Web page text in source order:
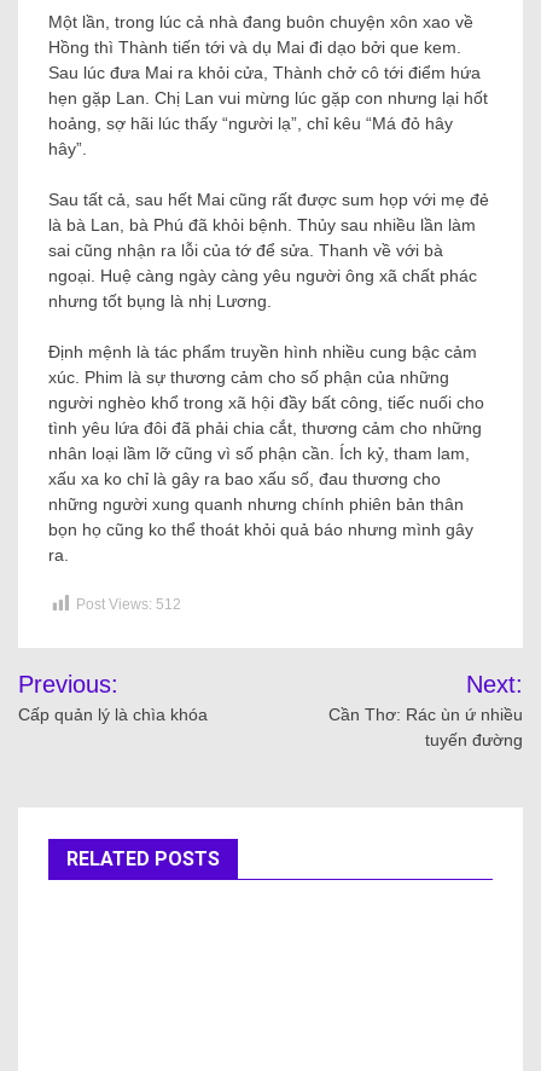
Một lần, trong lúc cả nhà đang buôn chuyện xôn xao về
Hồng thì Thành tiến tới và dụ Mai đi dạo bởi que kem.
Sau lúc đưa Mai ra khỏi cửa, Thành chở cô tới điểm hứa
hẹn gặp Lan. Chị Lan vui mừng lúc gặp con nhưng lại hốt
hoảng, sợ hãi lúc thấy “người lạ”, chỉ kêu “Má đỏ hây
hây”.
Sau tất cả, sau hết Mai cũng rất được sum họp với mẹ đẻ
là bà Lan, bà Phú đã khỏi bệnh. Thủy sau nhiều lần làm
sai cũng nhận ra lỗi của tớ để sửa. Thanh về với bà
ngoại. Huệ càng ngày càng yêu người ông xã chất phác
nhưng tốt bụng là nhị Lương.
Định mệnh là tác phẩm truyền hình nhiều cung bậc cảm
xúc. Phim là sự thương cảm cho số phận của những
người nghèo khổ trong xã hội đầy bất công, tiếc nuối cho
tình yêu lứa đôi đã phải chia cắt, thương cảm cho những
nhân loại lầm lỡ cũng vì số phận cần. Ích kỷ, tham lam,
xấu xa ko chỉ là gây ra bao xấu số, đau thương cho
những người xung quanh nhưng chính phiên bản thân
bọn họ cũng ko thể thoát khỏi quả báo nhưng mình gây
ra.
Post Views: 512
Previous:
Cấp quản lý là chìa khóa
Next:
Cần Thơ: Rác ùn ứ nhiều
tuyến đường
RELATED POSTS